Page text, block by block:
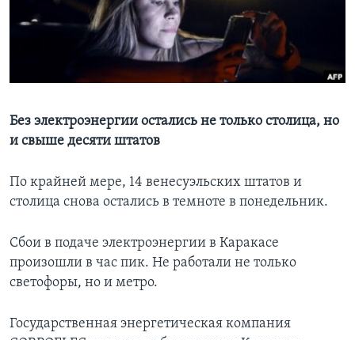
Learning English
Языки
Без электроэнергии остались не только столица, но
и свыше десяти штатов
По крайней мере, 14 венесуэльских штатов и
столица снова остались в темноте в понедельник.
Сбои в подаче электроэнергии в Каракасе
произошли в час пик. Не работали не только
светофоры, но и метро.
Государственная энергетическая компания